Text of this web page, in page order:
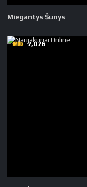
Miegantys Šunys
7,076